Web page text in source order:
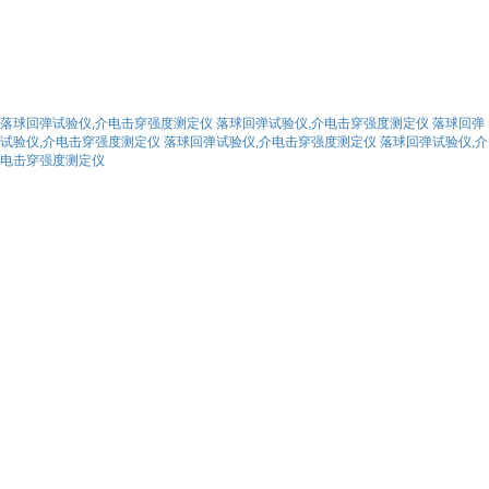
落球回弹试验仪,介电击穿强度测定仪 落球回弹试验仪,介电击穿强度测定仪 落球回弹
试验仪,介电击穿强度测定仪 落球回弹试验仪,介电击穿强度测定仪 落球回弹试验仪,介
电击穿强度测定仪